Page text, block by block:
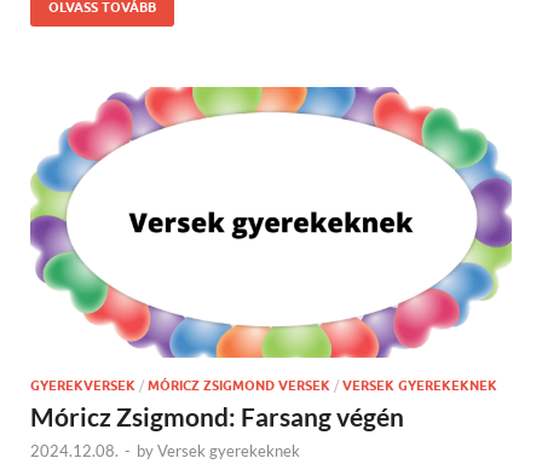
OLVASS TOVÁBB
GYEREKVERSEK / MÓRICZ ZSIGMOND VERSEK / VERSEK GYEREKEKNEK
Móricz Zsigmond: Farsang végén
2024.12.08. - byVersek gyerekeknek